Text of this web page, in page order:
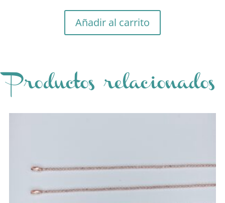
Añadir al carrito
Productos relacionados